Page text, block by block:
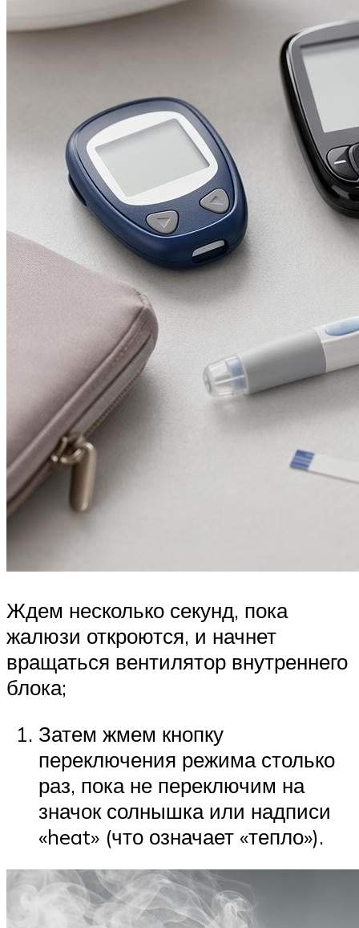
Ждем несколько секунд, пока
жалюзи откроются, и начнет
вращаться вентилятор внутреннего
блока;
Затем жмем кнопку
переключения режима столько
раз, пока не переключим на
значок солнышка или надписи
«heat» (что означает «тепло»).